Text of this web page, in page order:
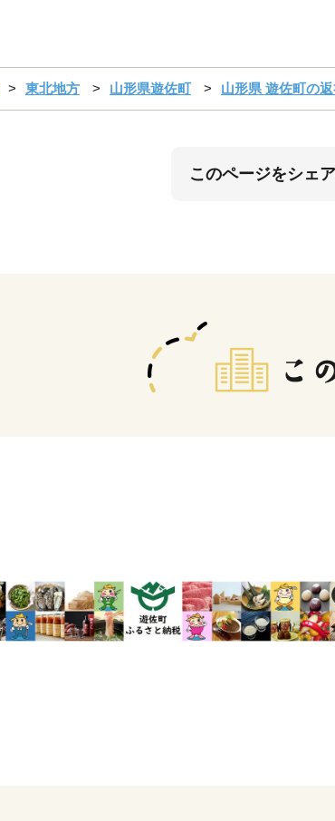
東北地方 山形県遊佐町 山形県 遊佐町の
このページをシェ